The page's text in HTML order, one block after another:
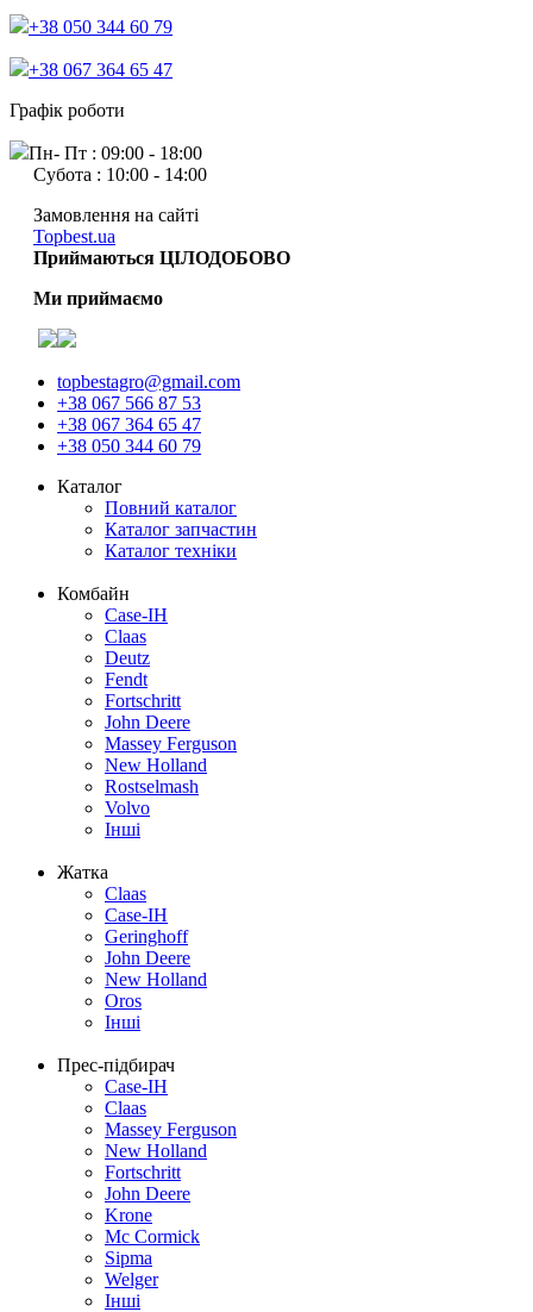
+38 050 344 60 79
+38 067 364 65 47
Графік роботи
Пн- Пт : 09:00 - 18:00
Субота : 10:00 - 14:00
Замовлення на сайті
Topbest.ua
Приймаються ЦІЛОДОБОВО
Ми приймаємо
topbestagro@gmail.com
+38 067 566 87 53
+38 067 364 65 47
+38 050 344 60 79
Каталог
Повний каталог
Каталог запчастин
Каталог техніки
Комбайн
Case-IH
Claas
Deutz
Fendt
Fortschritt
John Deere
Massey Ferguson
New Holland
Rostselmash
Volvo
Інші
Жатка
Claas
Case-IH
Geringhoff
John Deere
New Holland
Oros
Інші
Прес-підбирач
Case-IH
Claas
Massey Ferguson
New Holland
Fortschritt
John Deere
Krone
Mc Cormick
Sipma
Welger
Інші